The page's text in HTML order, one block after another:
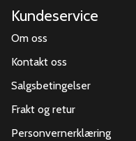
Kundeservice
Om oss
Kontakt oss
Salgsbetingelser
Frakt og retur
Personvernerklæring